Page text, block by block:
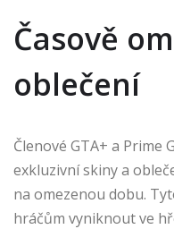
Časově
oblečení
Členové GTA+ a
exkluzivní skiny a
na omezenou dobu.
hráčům vyniknout ve